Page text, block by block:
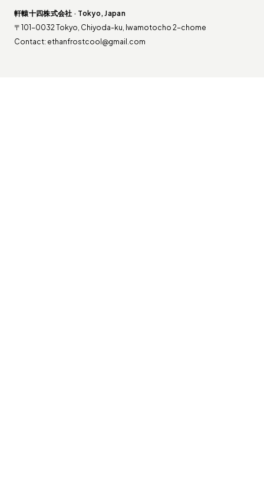
軒轅十四株式会社 · Tokyo, Japan
〒101-0032 Tokyo, Chiyoda-ku, Iwamotocho 2-chome
Contact: ethanfrostcool@gmail.com